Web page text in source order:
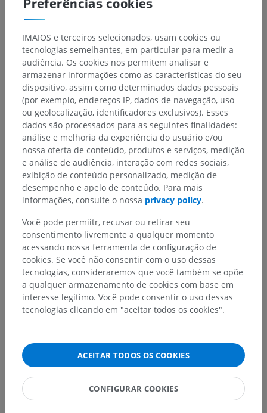
Hierarquia anatômica
Anatomia humana 2
Corpo humano> Systemata integrantia >
Plexo venoso do forame oval
Estruturas subjacentes:Não há nenhuma estrutura
subjacente para esta parte anatômica
IMAIOS e terceiros selecionados, usam cookies ou
tecnologias semelhantes, em particular para medir a
audiência. Os cookies nos permitem analisar e
armazenar informações como as características do seu
dispositivo, assim como determinados dados pessoais
(por exemplo, endereços IP, dados de navegação, uso
ou geolocalização, identificadores exclusivos). Esses
dados são processados para as seguintes finalidades:
análise e melhoria da experiência do usuário e/ou
nossa oferta de conteúdo, produtos e serviços, medição
e análise de audiência, interação com redes sociais,
exibição de conteúdo personalizado, medição de
desempenho e apelo de conteúdo. Para mais
informações, consulte o nossa privacy policy.
Você pode permiitr, recusar ou retirar seu
consentimento livremente a qualquer momento
acessando nossa ferramenta de configuração de
cookies. Se você não consentir com o uso dessas
tecnologias, consideraremos que você também se opõe
a qualquer armazenamento de cookies com base em
interesse legítimo. Você pode consentir o uso dessas
tecnologias clicando em "aceitar todos os cookies".
ACEITAR TODOS OS COOKIES
CONFIGURAR COOKIES